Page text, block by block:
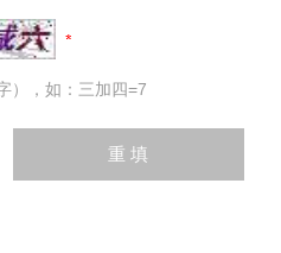
），如：三加四=7